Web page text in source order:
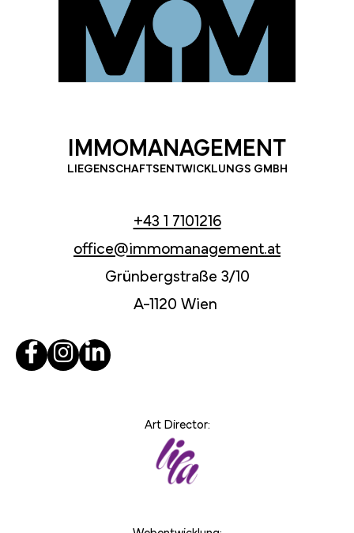
IMMOMANAGEMENT
LIEGENSCHAFTSENTWICKLUNGS GMBH
+43 1 7101216
office@immomanagement.at
Grünbergstraße 3/10
A-1120 Wien
Art Director: